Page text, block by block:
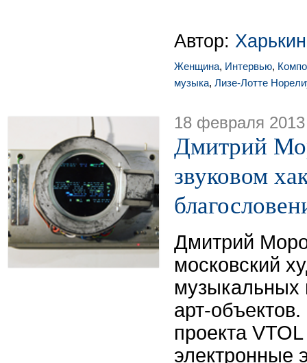
Автор:
Женщина, Интервью,
музыка, Лизе-Лотте
18 февраля 2013
Дмитрий
звуковом
Дмитрий
московский
музыкальных
арт-
проекта
электронные